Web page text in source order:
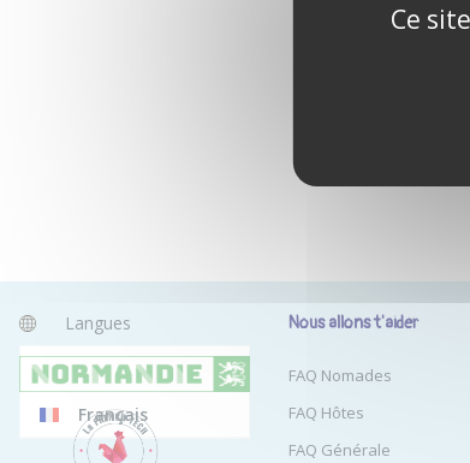
Langues
Anglais
Français
Nous allons t'aider
FAQ Nomades
FAQ Hôtes
FAQ Générale
Ce